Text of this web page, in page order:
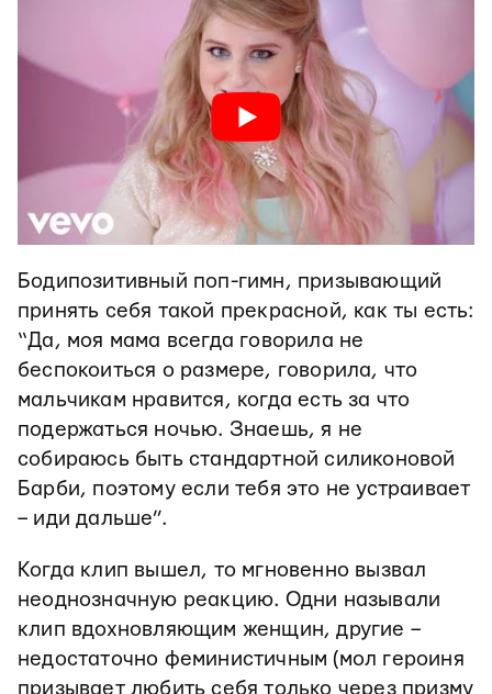
Бодипозитивный поп-гимн, призывающий
принять себя такой прекрасной, как ты есть:
“Да, моя мама всегда говорила не
беспокоиться о размере, говорила, что
мальчикам нравится, когда есть за что
подержаться ночью. Знаешь, я не
собираюсь быть стандартной силиконовой
Барби, поэтому если тебя это не устраивает
– иди дальше”.
Когда клип вышел, то мгновенно вызвал
неоднозначную реакцию. Одни называли
клип вдохновляющим женщин, другие –
недостаточно феминистичным (мол героиня
призывает любить себя только через призму